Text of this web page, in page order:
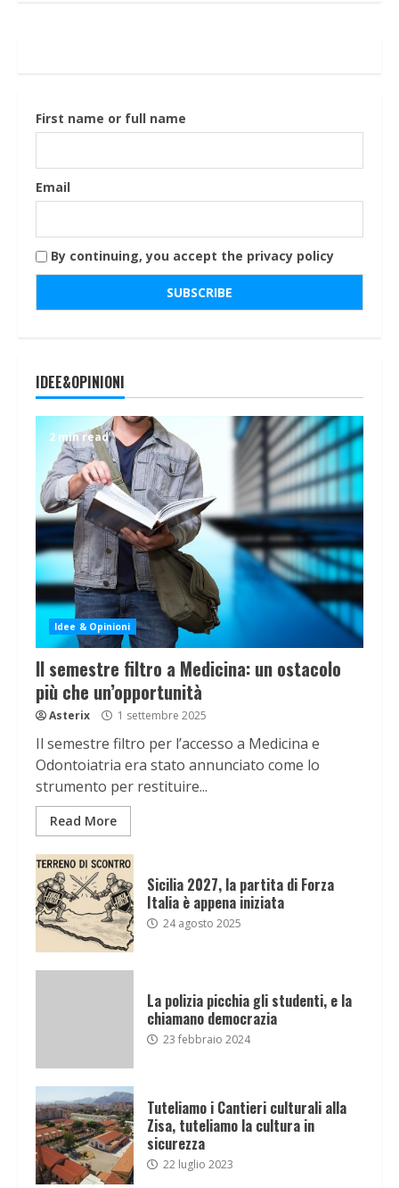
First name or full name
Email
By continuing, you accept the privacy policy
IDEE&OPINIONI
2 min read
Idee & Opinioni
Il semestre filtro a Medicina: un ostacolo
più che un’opportunità
Asterix 1 settembre 2025
Il semestre filtro per l’accesso a Medicina e
Odontoiatria era stato annunciato come lo
strumento per restituire...
Read More
Sicilia 2027, la partita di Forza
Italia è appena iniziata
24 agosto 2025
La polizia picchia gli studenti, e la
chiamano democrazia
23 febbraio 2024
Tuteliamo i Cantieri culturali alla
Zisa, tuteliamo la cultura in
sicurezza
22 luglio 2023